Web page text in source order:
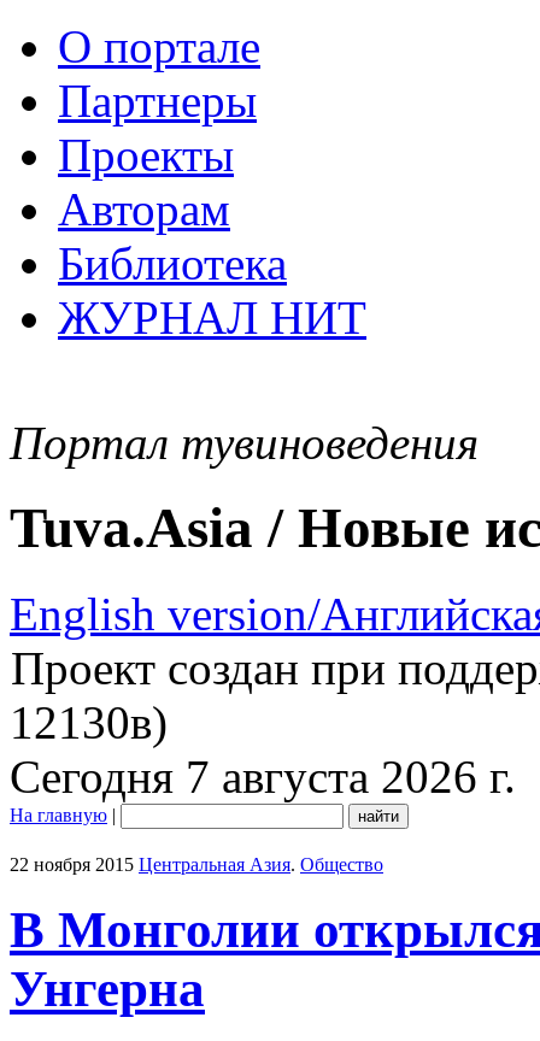
О портале
Партнеры
Проекты
Авторам
Библиотека
ЖУРНАЛ НИТ
Портал тувиноведения
Tuva.Asia / Новые
English version/
Проект создан при
12130в)
Сегодня 7 августа 2026 г.
На главную |
22 ноября 2015 Центральная Азия. Общество
В Монголии
Унгерна